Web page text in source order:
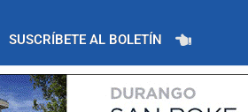
SUSCRÍBETE AL BOLETÍN